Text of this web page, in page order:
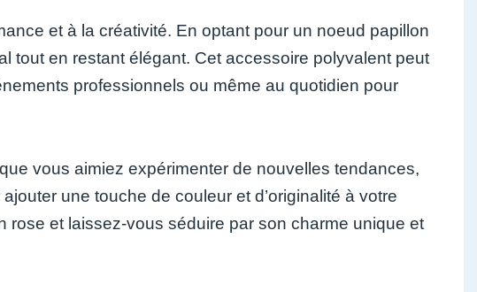
et à la créativité. En optant pour un noeud papillon
tout en restant élégant. Cet accessoire polyvalent peut
professionnels ou même au quotidien pour
vous aimiez expérimenter de nouvelles tendances,
une touche de couleur et d’originalité à votre
rose et laissez-vous séduire par son charme unique et